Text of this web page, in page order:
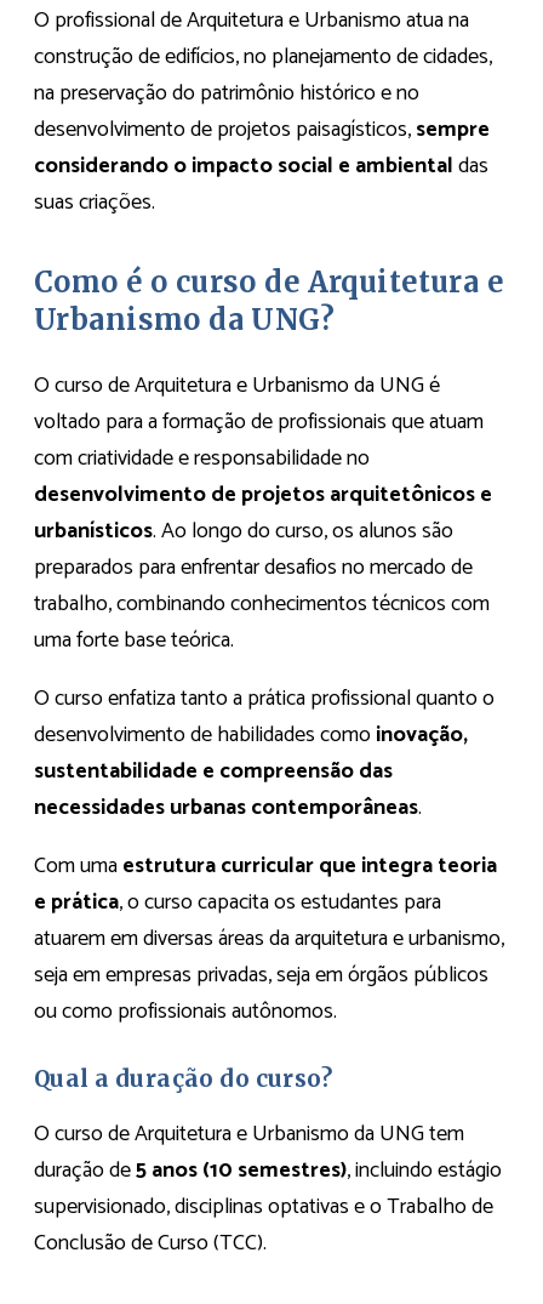
O profissional de Arquitetura e Urbanismo atua na
construção de edifícios, no planejamento de cidades,
na preservação do patrimônio histórico e no
desenvolvimento de projetos paisagísticos,sempre
considerando o impacto social e ambientaldas
suas criações.
Como é o curso de Arquitetura e
Urbanismo da UNG?
O curso de Arquitetura e Urbanismo da UNG é
voltado para a formação de profissionais que atuam
com criatividade e responsabilidade no
desenvolvimento de projetos arquitetônicos e
urbanísticos. Ao longo do curso, os alunos são
preparados para enfrentar desafios no mercado de
trabalho, combinando conhecimentos técnicos com
uma forte base teórica.
O curso enfatiza tanto a prática profissional quanto o
desenvolvimento de habilidades comoinovação,
sustentabilidade e compreensão das
necessidades urbanas contemporâneas.
Com umaestrutura curricular que integra teoria
e prática, o curso capacita os estudantes para
atuarem em diversas áreas da arquitetura e urbanismo,
seja em empresas privadas, seja em órgãos públicos
ou como profissionais autônomos​.
Qual a duração do curso?
O curso de Arquitetura e Urbanismo da UNG tem
duração de5 anos (10 semestres), incluindo estágio
supervisionado, disciplinas optativas e o Trabalho de
Conclusão de Curso (TCC).